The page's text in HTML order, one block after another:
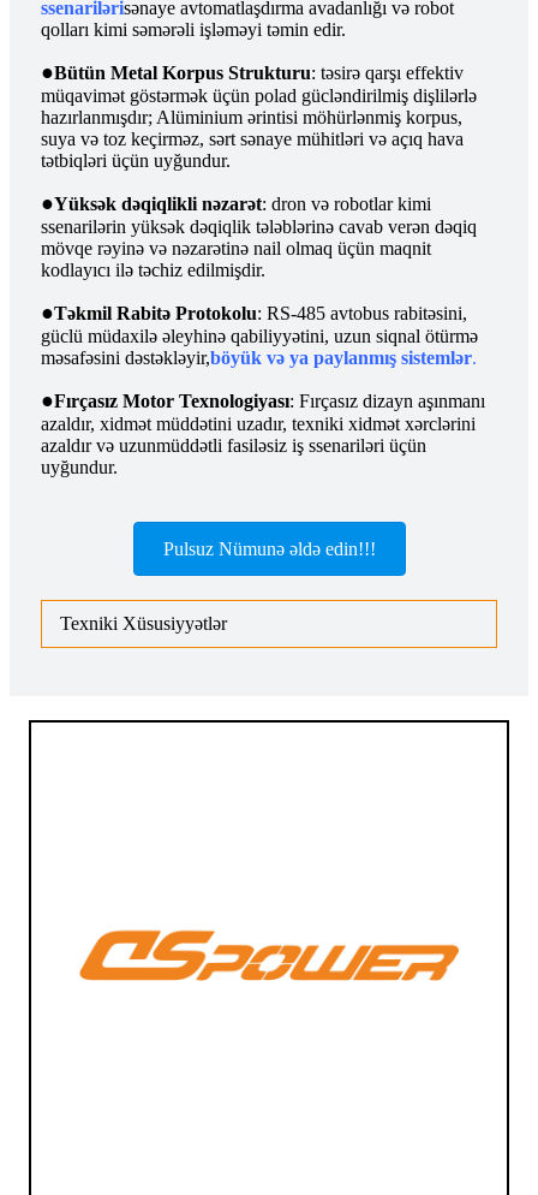
ssenarilərisənaye avtomatlaşdırma avadanlığı və robot
qolları kimi səmərəli işləməyi təmin edir.
●Bütün Metal Korpus Strukturu: təsirə qarşı effektiv
müqavimət göstərmək üçün polad gücləndirilmiş dişlilərlə
hazırlanmışdır; Alüminium ərintisi möhürlənmiş korpus,
suya və toz keçirməz, sərt sənaye mühitləri və açıq hava
tətbiqləri üçün uyğundur.
●Yüksək dəqiqlikli nəzarət: dron və robotlar kimi
ssenarilərin yüksək dəqiqlik tələblərinə cavab verən dəqiq
mövqe rəyinə və nəzarətinə nail olmaq üçün maqnit
kodlayıcı ilə təchiz edilmişdir.
●Təkmil Rabitə Protokolu: RS-485 avtobus rabitəsini,
güclü müdaxilə əleyhinə qabiliyyətini, uzun siqnal ötürmə
məsafəsini dəstəkləyir,böyük və ya paylanmış sistemlər.
●Fırçasız Motor Texnologiyası: Fırçasız dizayn aşınmanı
azaldır, xidmət müddətini uzadır, texniki xidmət xərclərini
azaldır və uzunmüddətli fasiləsiz iş ssenariləri üçün
uyğundur.
Pulsuz Nümunə əldə edin!!!
Texniki Xüsusiyyətlər